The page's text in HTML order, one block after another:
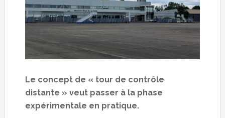
Le concept de « tour de contrôle
distante » veut passer à la phase
expérimentale en pratique.